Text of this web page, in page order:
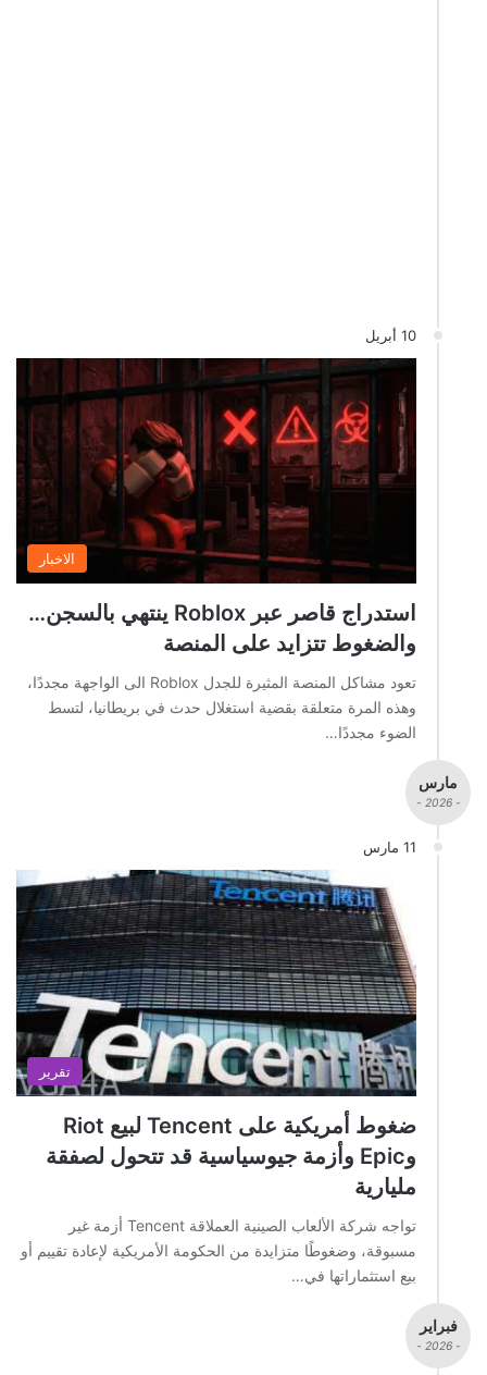
10 أبريل
الاخبار
استدراج قاصر عبر Roblox ينتهي بالسجن…
والضغوط تتزايد على المنصة
تعود مشاكل المنصة المثيرة للجدل Roblox الى الواجهة مجددًا،
وهذه المرة متعلقة بقضية استغلال حدث في بريطانيا، لتسط
الضوء مجددًا…
مارس
- 2026 -
11 مارس
تقرير
ضغوط أمريكية على Tencent لبيع Riot
وEpic وأزمة جيوسياسية قد تتحول لصفقة
مليارية
تواجه شركة الألعاب الصينية العملاقة Tencent أزمة غير
مسبوقة، وضغوطًا متزايدة من الحكومة الأمريكية لإعادة تقييم أو
بيع استثماراتها في…
فبراير
- 2026 -